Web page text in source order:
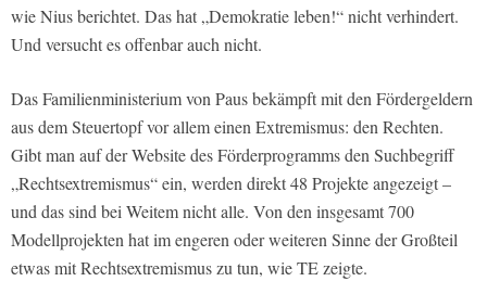
wie Nius berichtet. Das hat „Demokratie leben!“ nicht verhindert.
Und versucht es offenbar auch nicht.
Das Familienministerium von Paus bekämpft mit den Fördergeldern
aus dem Steuertopf vor allem einen Extremismus: den Rechten.
Gibt man auf der Website des Förderprogramms den Suchbegriff
„Rechtsextremismus“ ein, werden direkt 48 Projekte angezeigt –
und das sind bei Weitem nicht alle. Von den insgesamt 700
Modellprojekten hat im engeren oder weiteren Sinne der Großteil
etwas mit Rechtsextremismus zu tun, wie TE zeigte.